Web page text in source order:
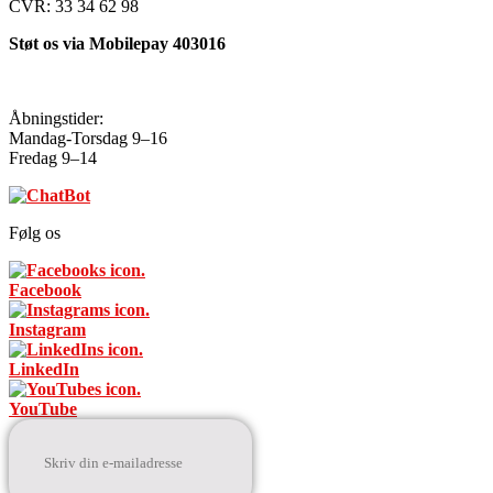
CVR: 33 34 62 98
Støt os via Mobilepay 403016
Åbningstider:
Mandag-Torsdag 9–16
Fredag 9–14
Følg os
Facebook
Instagram
LinkedIn
YouTube